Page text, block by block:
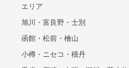
エリア
旭川・富良野・士別
函館・松前・檜山
小樽・ニセコ・積丹